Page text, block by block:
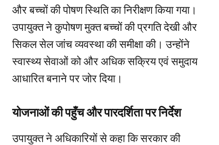
और बच्चों की पोषण स्थिति का निरीक्षण किया गया।
उपायुक्त ने कुपोषण मुक्त बच्चों की प्रगति देखी और
सिकल सेल जांच व्यवस्था की समीक्षा की। उन्होंने
स्वास्थ्य सेवाओं को और अधिक सक्रिय एवं समुदाय
आधारित बनाने पर जोर दिया।
योजनाओं की पहुँच और पारदर्शिता पर निर्देश
उपायुक्त ने अधिकारियों से कहा कि सरकार की